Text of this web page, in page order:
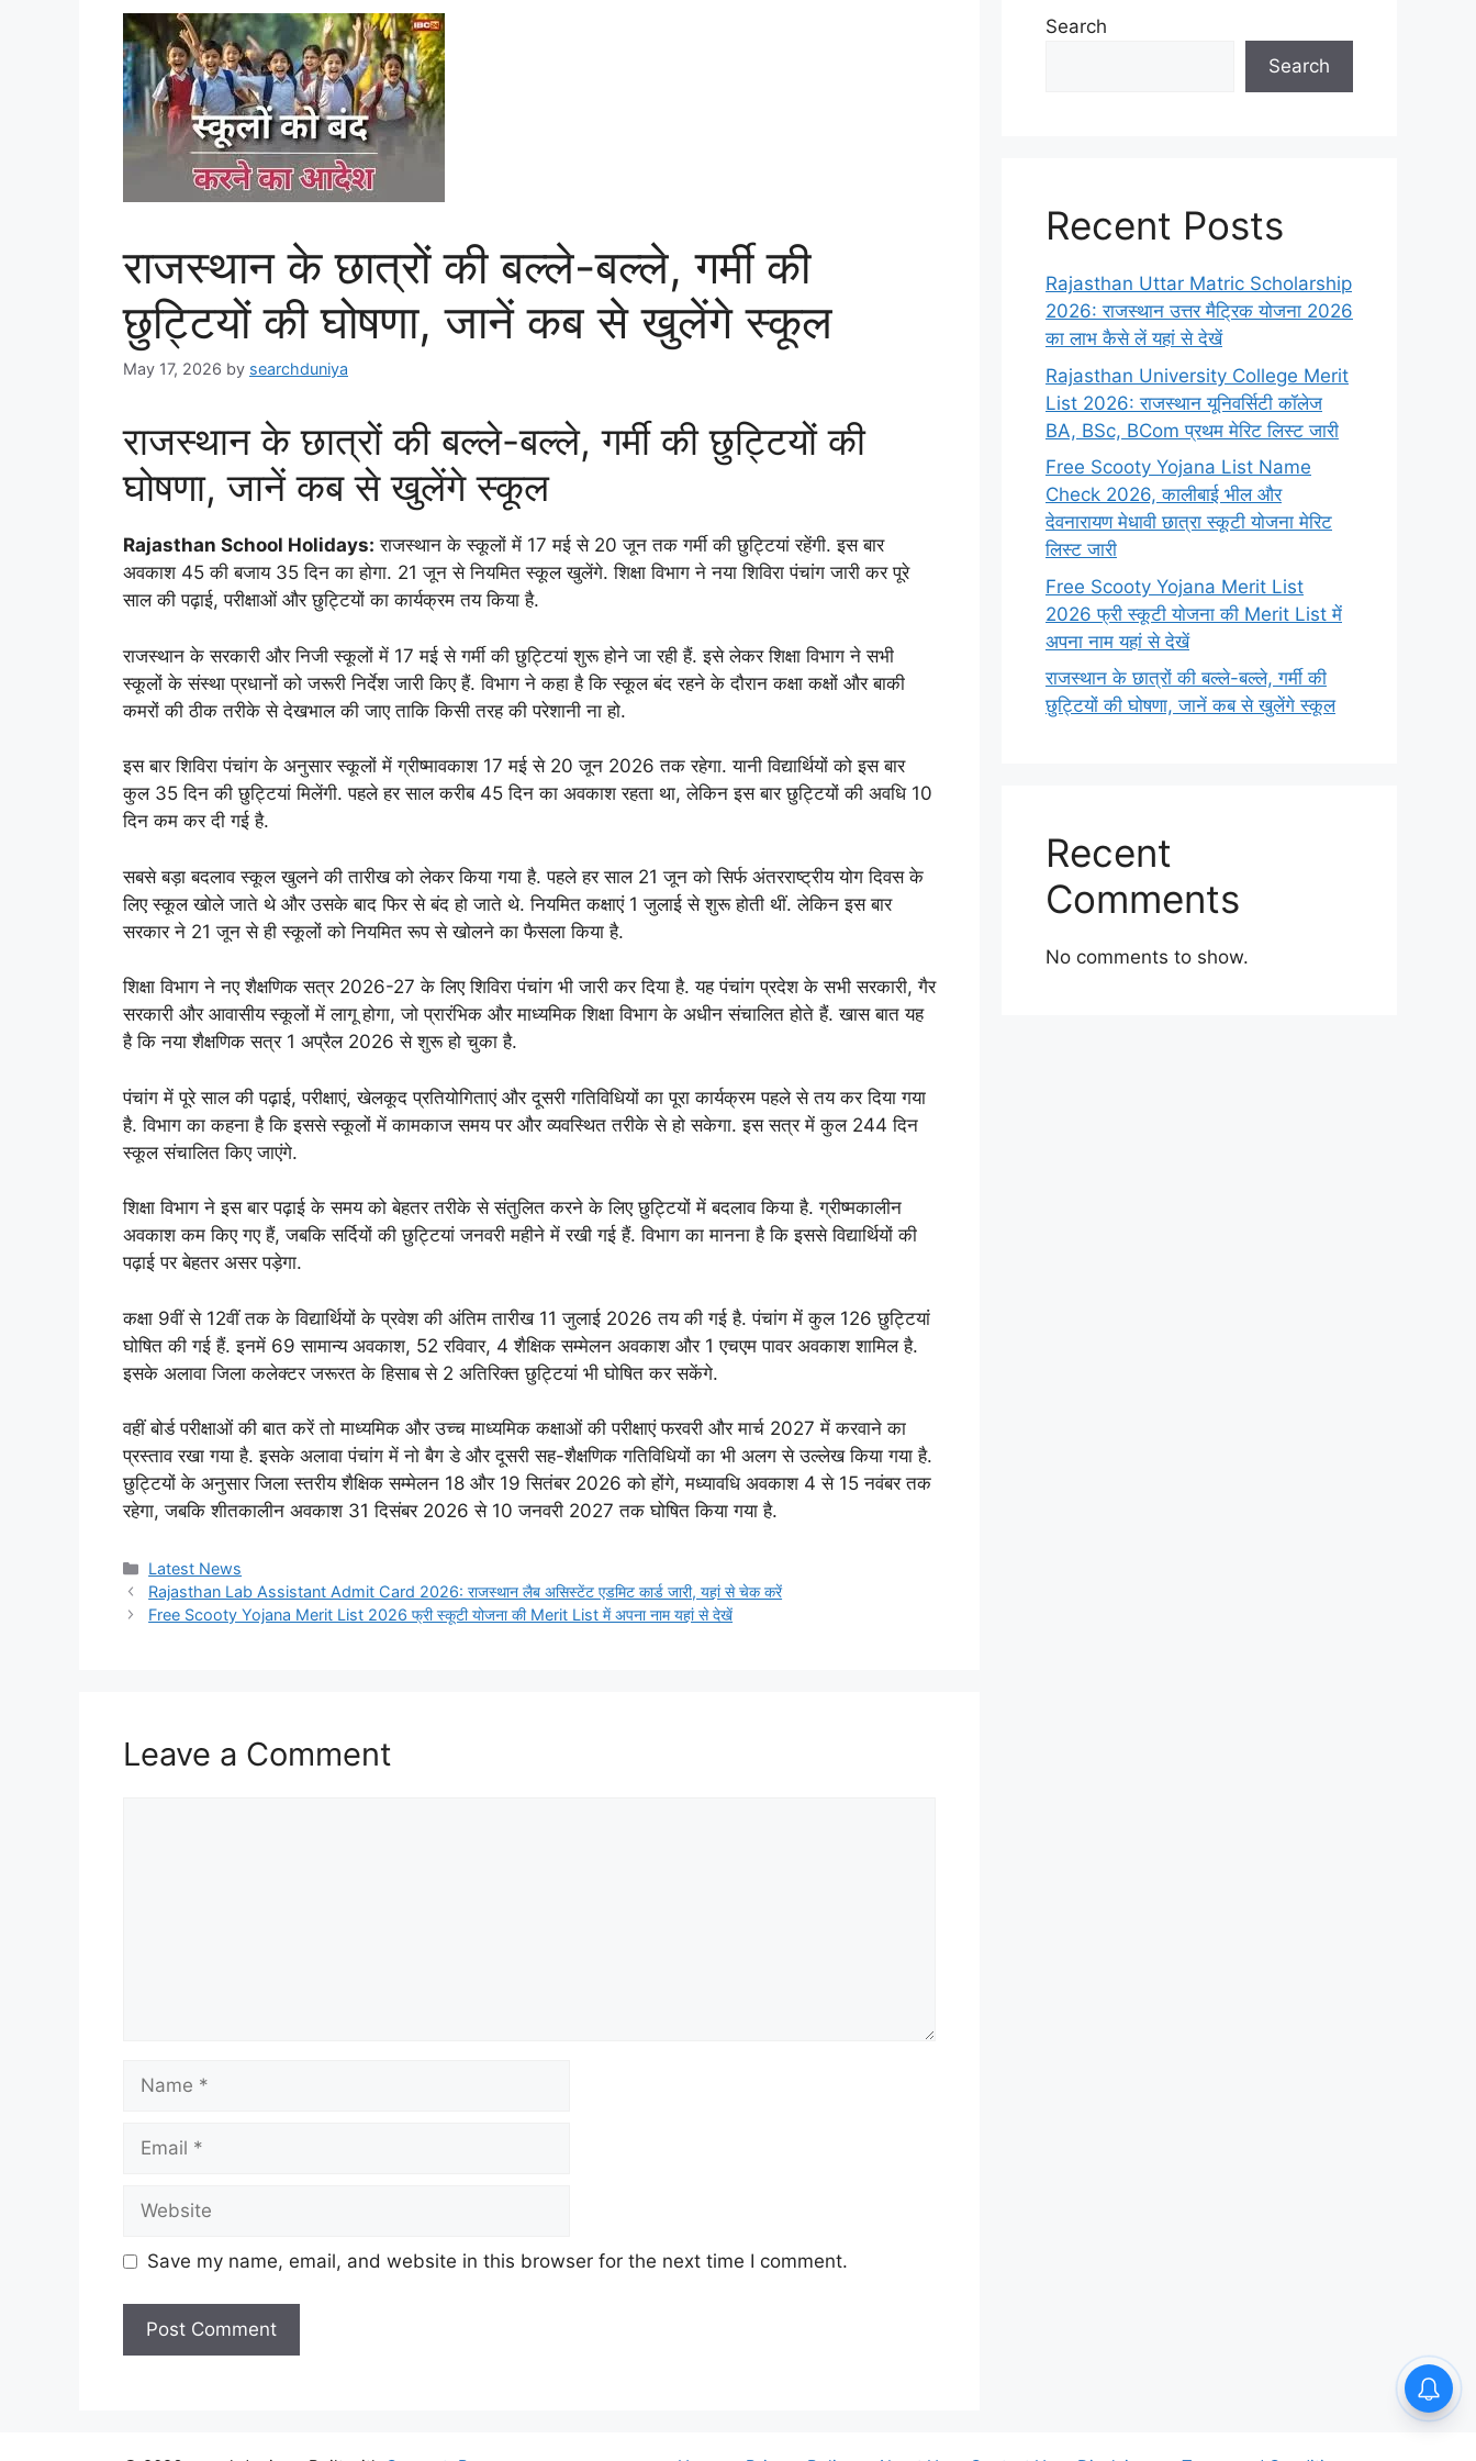
राजस्थान के छात्रों की बल्ले-बल्ले, गर्मी की
छुट्टियों की घोषणा, जानें कब से खुलेंगे स्कूल
May 17, 2026 by searchduniya
राजस्थान के छात्रों की बल्ले-बल्ले, गर्मी की छुट्टियों की
घोषणा, जानें कब से खुलेंगे स्कूल
Rajasthan School Holidays: राजस्थान के स्कूलों में 17 मई से 20 जून तक गर्मी की छुट्टियां रहेंगी. इस बार
अवकाश 45 की बजाय 35 दिन का होगा. 21 जून से नियमित स्कूल खुलेंगे. शिक्षा विभाग ने नया शिविरा पंचांग जारी कर पूरे
साल की पढ़ाई, परीक्षाओं और छुट्टियों का कार्यक्रम तय किया है.
राजस्थान के सरकारी और निजी स्कूलों में 17 मई से गर्मी की छुट्टियां शुरू होने जा रही हैं. इसे लेकर शिक्षा विभाग ने सभी
स्कूलों के संस्था प्रधानों को जरूरी निर्देश जारी किए हैं. विभाग ने कहा है कि स्कूल बंद रहने के दौरान कक्षा कक्षों और बाकी
कमरों की ठीक तरीके से देखभाल की जाए ताकि किसी तरह की परेशानी ना हो.
इस बार शिविरा पंचांग के अनुसार स्कूलों में ग्रीष्मावकाश 17 मई से 20 जून 2026 तक रहेगा. यानी विद्यार्थियों को इस बार
कुल 35 दिन की छुट्टियां मिलेंगी. पहले हर साल करीब 45 दिन का अवकाश रहता था, लेकिन इस बार छुट्टियों की अवधि 10
दिन कम कर दी गई है.
सबसे बड़ा बदलाव स्कूल खुलने की तारीख को लेकर किया गया है. पहले हर साल 21 जून को सिर्फ अंतरराष्ट्रीय योग दिवस के
लिए स्कूल खोले जाते थे और उसके बाद फिर से बंद हो जाते थे. नियमित कक्षाएं 1 जुलाई से शुरू होती थीं. लेकिन इस बार
सरकार ने 21 जून से ही स्कूलों को नियमित रूप से खोलने का फैसला किया है.
शिक्षा विभाग ने नए शैक्षणिक सत्र 2026-27 के लिए शिविरा पंचांग भी जारी कर दिया है. यह पंचांग प्रदेश के सभी सरकारी, गैर
सरकारी और आवासीय स्कूलों में लागू होगा, जो प्रारंभिक और माध्यमिक शिक्षा विभाग के अधीन संचालित होते हैं. खास बात यह
है कि नया शैक्षणिक सत्र 1 अप्रैल 2026 से शुरू हो चुका है.
पंचांग में पूरे साल की पढ़ाई, परीक्षाएं, खेलकूद प्रतियोगिताएं और दूसरी गतिविधियों का पूरा कार्यक्रम पहले से तय कर दिया गया
है. विभाग का कहना है कि इससे स्कूलों में कामकाज समय पर और व्यवस्थित तरीके से हो सकेगा. इस सत्र में कुल 244 दिन
स्कूल संचालित किए जाएंगे.
शिक्षा विभाग ने इस बार पढ़ाई के समय को बेहतर तरीके से संतुलित करने के लिए छुट्टियों में बदलाव किया है. ग्रीष्मकालीन
अवकाश कम किए गए हैं, जबकि सर्दियों की छुट्टियां जनवरी महीने में रखी गई हैं. विभाग का मानना है कि इससे विद्यार्थियों की
पढ़ाई पर बेहतर असर पड़ेगा.
कक्षा 9वीं से 12वीं तक के विद्यार्थियों के प्रवेश की अंतिम तारीख 11 जुलाई 2026 तय की गई है. पंचांग में कुल 126 छुट्टियां
घोषित की गई हैं. इनमें 69 सामान्य अवकाश, 52 रविवार, 4 शैक्षिक सम्मेलन अवकाश और 1 एचएम पावर अवकाश शामिल है.
इसके अलावा जिला कलेक्टर जरूरत के हिसाब से 2 अतिरिक्त छुट्टियां भी घोषित कर सकेंगे.
वहीं बोर्ड परीक्षाओं की बात करें तो माध्यमिक और उच्च माध्यमिक कक्षाओं की परीक्षाएं फरवरी और मार्च 2027 में करवाने का
प्रस्ताव रखा गया है. इसके अलावा पंचांग में नो बैग डे और दूसरी सह-शैक्षणिक गतिविधियों का भी अलग से उल्लेख किया गया है.
छुट्टियों के अनुसार जिला स्तरीय शैक्षिक सम्मेलन 18 और 19 सितंबर 2026 को होंगे, मध्यावधि अवकाश 4 से 15 नवंबर तक
रहेगा, जबकि शीतकालीन अवकाश 31 दिसंबर 2026 से 10 जनवरी 2027 तक घोषित किया गया है.
Categories
Latest News
Rajasthan Lab Assistant Admit Card 2026: राजस्थान लैब असिस्टेंट एडमिट कार्ड जारी, यहां से चेक करें
Free Scooty Yojana Merit List 2026 फ्री स्कूटी योजना की Merit List में अपना नाम यहां से देखें
Leave a Comment
Name
Email
Website
Save my name, email, and website in this browser for the next time I comment.
Search
Search
Recent Posts
Rajasthan Uttar Matric Scholarship
2026: राजस्थान उत्तर मैट्रिक योजना 2026
का लाभ कैसे लें यहां से देखें
Rajasthan University College Merit
List 2026: राजस्थान यूनिवर्सिटी कॉलेज
BA, BSc, BCom प्रथम मेरिट लिस्ट जारी
Free Scooty Yojana List Name
Check 2026, कालीबाई भील और
देवनारायण मेधावी छात्रा स्कूटी योजना मेरिट
लिस्ट जारी
Free Scooty Yojana Merit List
2026 फ्री स्कूटी योजना की Merit List में
अपना नाम यहां से देखें
राजस्थान के छात्रों की बल्ले-बल्ले, गर्मी की
छुट्टियों की घोषणा, जानें कब से खुलेंगे स्कूल
Recent
Comments
No comments to show.